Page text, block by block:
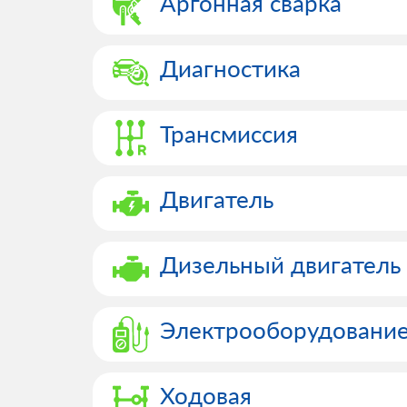
Диагностика
Трансмиссия
Двигатель
Дизельный двигатель
Ходовая